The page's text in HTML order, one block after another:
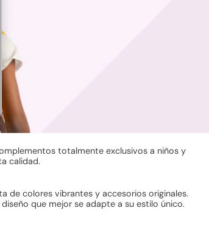
totalmente exclusivos a niños y
calidad.
de colores vibrantes y accesorios originales.
que mejor se adapte a su estilo único.